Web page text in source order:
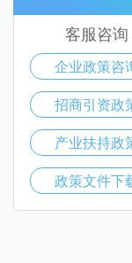
客服咨询
企业政策咨
招商引资政
产业扶持政
政策文件下